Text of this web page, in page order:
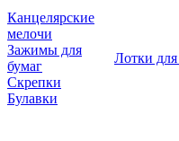
Канцелярские
мелочи
Зажимы для
бумаг
Скрепки
Булавки
Лотки